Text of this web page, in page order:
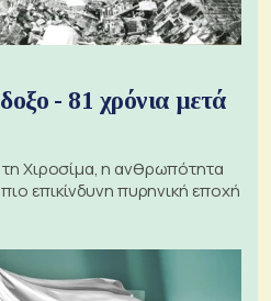
- 81 χρόνια μετά
Χιροσίμα, η ανθρωπότητα
επικίνδυνη πυρηνική εποχή